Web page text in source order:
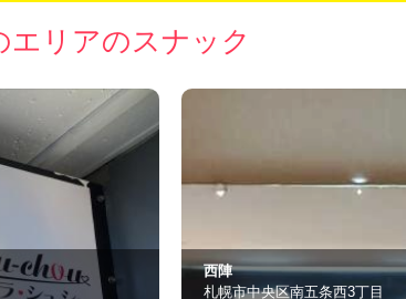
エリアのスナック
葵
札幌市中央区南五条西６−9−3